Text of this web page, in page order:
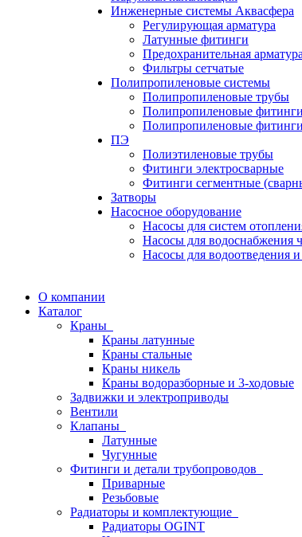
Инженерные системы Аквасфера
Регулирующая арматура
Латунные фитинги
Предохранительная арматура
Фильтры сетчатые
Полипропиленовые системы
Полипропиленовые трубы
Полипропиленовые
Полипропиленовые
ПЭ
Полиэтиленовые трубы
Фитинги электросварные
Фитинги сегментные
Затворы
Насосное оборудование
Насосы для систем
Насосы для водоснабжения
Насосы для водоотведения
О компании
Каталог
Краны
Краны латунные
Краны стальные
Краны никель
Краны водоразборные и 3-ходовые
Задвижки и электроприводы
Вентили
Клапаны
Латунные
Чугунные
Фитинги и детали трубопроводов
Приварные
Резьбовые
Радиаторы и комплектующие
Радиаторы OGINT